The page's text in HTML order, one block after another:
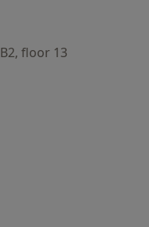
floor 13